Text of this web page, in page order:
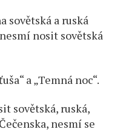
sovětská a ruská
nosit sovětská
a „Temná noc“.
sovětská, ruská,
nesmí se